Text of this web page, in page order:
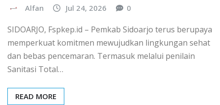
Alfan Jul 24, 2026 0
SIDOARJO, Fspkep.id – Pemkab Sidoarjo terus berupaya
memperkuat komitmen mewujudkan lingkungan sehat
dan bebas pencemaran. Termasuk melalui penilain
Sanitasi Total…
READ MORE